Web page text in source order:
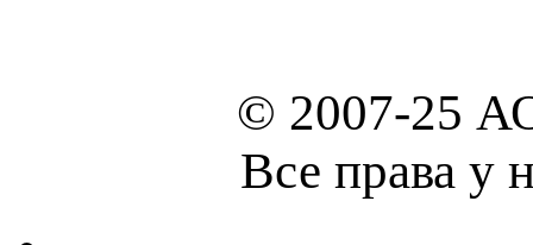
© 2007-25
Все права у